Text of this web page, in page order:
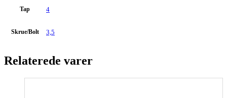
Tap 4
Skrue/Bolt 3,5
Relaterede varer